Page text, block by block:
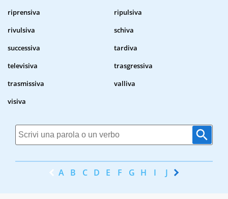
riprensiva
ripulsiva
rivulsiva
schiva
successiva
tardiva
televisiva
trasgressiva
trasmissiva
valliva
visiva
A B C D E F G H I J K